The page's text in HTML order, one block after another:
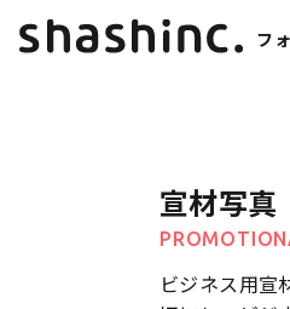
フ
宣材写真
ビジネス用宣